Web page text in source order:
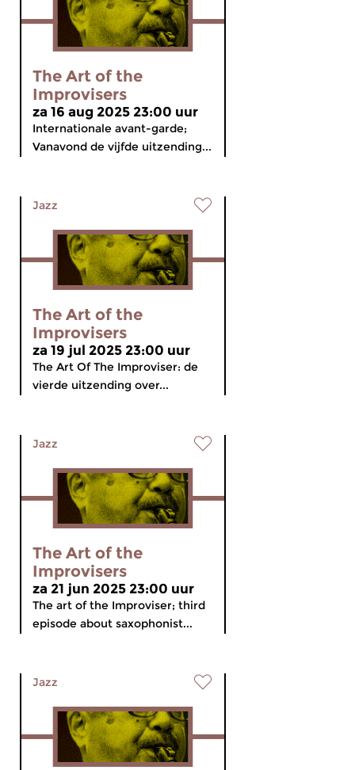
The Art of the
Improvisers
za 16 aug 2025 23:00 uur
Internationale avant-garde;
Vanavond de vijfde uitzending...
Jazz
The Art of the
Improvisers
za 19 jul 2025 23:00 uur
The Art Of The Improviser: de
vierde uitzending over...
Jazz
The Art of the
Improvisers
za 21 jun 2025 23:00 uur
The art of the Improviser; third
episode about saxophonist...
Jazz